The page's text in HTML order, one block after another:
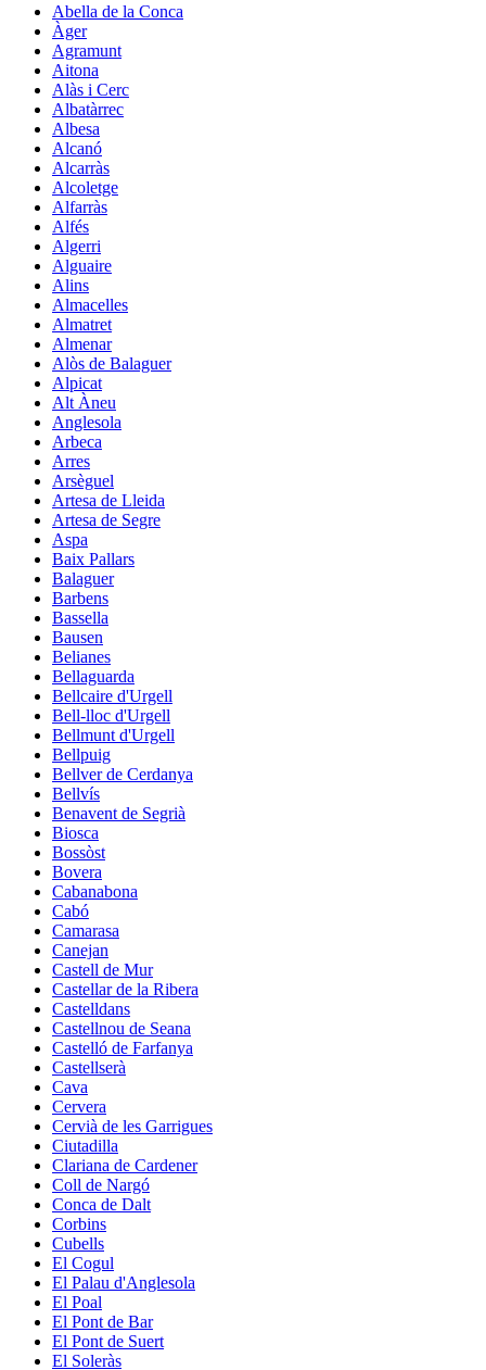
Abella de la Conca
Àger
Agramunt
Aitona
Alàs i Cerc
Albatàrrec
Albesa
Alcanó
Alcarràs
Alcoletge
Alfarràs
Alfés
Algerri
Alguaire
Alins
Almacelles
Almatret
Almenar
Alòs de Balaguer
Alpicat
Alt Àneu
Anglesola
Arbeca
Arres
Arsèguel
Artesa de Lleida
Artesa de Segre
Aspa
Baix Pallars
Balaguer
Barbens
Bassella
Bausen
Belianes
Bellaguarda
Bellcaire d'Urgell
Bell-lloc d'Urgell
Bellmunt d'Urgell
Bellpuig
Bellver de Cerdanya
Bellvís
Benavent de Segrià
Biosca
Bossòst
Bovera
Cabanabona
Cabó
Camarasa
Canejan
Castell de Mur
Castellar de la Ribera
Castelldans
Castellnou de Seana
Castelló de Farfanya
Castellserà
Cava
Cervera
Cervià de les Garrigues
Ciutadilla
Clariana de Cardener
Coll de Nargó
Conca de Dalt
Corbins
Cubells
El Cogul
El Palau d'Anglesola
El Poal
El Pont de Bar
El Pont de Suert
El Soleràs